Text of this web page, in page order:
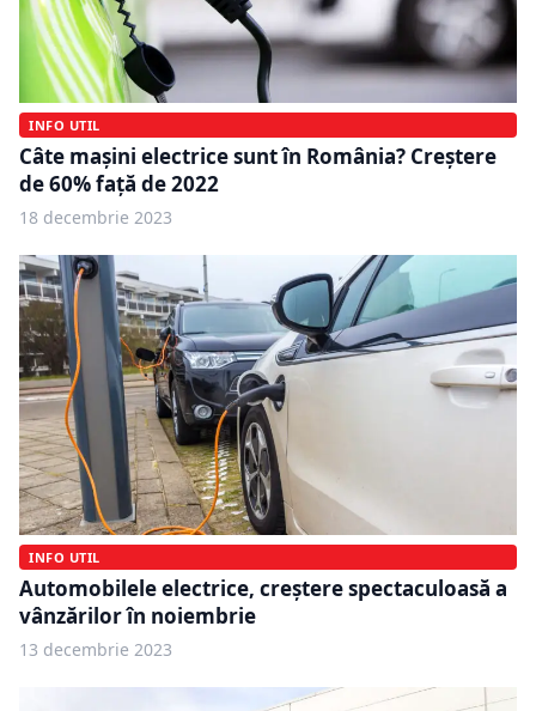
INFO UTIL
Câte mașini electrice sunt în România? Creștere
de 60% față de 2022
18 decembrie 2023
INFO UTIL
Automobilele electrice, creștere spectaculoasă a
vânzărilor în noiembrie
13 decembrie 2023